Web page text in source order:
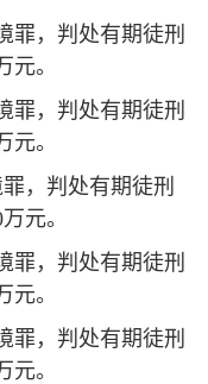
罪，判处有期徒刑
。
罪，判处有期徒刑
。
，判处有期徒刑
元。
罪，判处有期徒刑
。
罪，判处有期徒刑
。